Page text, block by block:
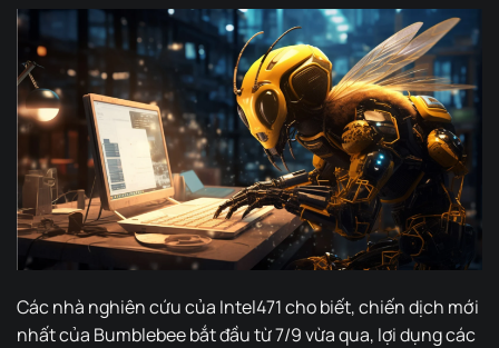
Các nhà nghiên cứu của Intel471 cho biết, chiến dịch mới
nhất của Bumblebee bắt đầu từ 7/9 vừa qua, lợi dụng các